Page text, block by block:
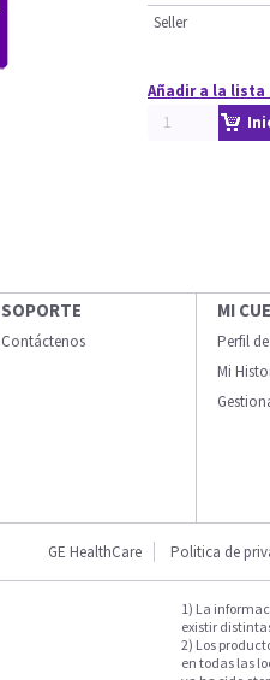
Seller
Añadir a la lista
SOPORTE
Contáctenos
MI
Perfil
Mi
GE HealthCare Politica de
1) La
existir
2) Los
en todas las